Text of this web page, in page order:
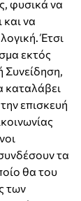
φυσικά να
και να
Έτσι
εκτός
καταλάβει
επισκευή
τα
θα του
των